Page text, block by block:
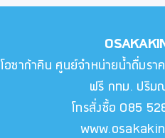
โอซาก้าคิน ศูนย์จำหน่ายน้ำดื่มรา
ฟรี กทม. ปริม
โทรสั่งซื้อ 085